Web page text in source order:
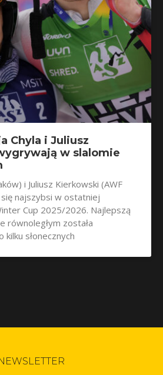
Chyla i Juliusz
w slalomie
i Juliusz Kierkowski (AWF
najszybsi w ostatniej
Cup 2025/2026. Najlepszą
równoległym została
kilku słonecznych